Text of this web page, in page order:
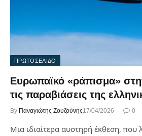
ΠΡΩΤΟΣΕΛΙΔΟ
Ευρωπαϊκό «ράπισμα»
τις παραβιάσεις της
By Παναγιώτης Ζουζούνης17/04/2026 0
Μια ιδιαίτερα αυστηρή έκθεση, που